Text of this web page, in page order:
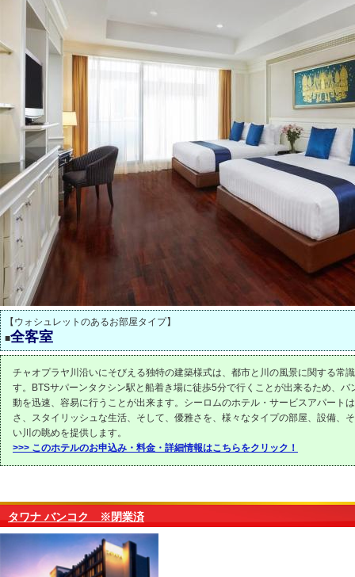
【ウォシュレットのあるお部屋タイプ】
■全客室
チャオプラヤ川沿いにそびえる独特の建築様式は、都市と川の風景に関する常
す。BTSサパーンタクシン駅と船着き場に徒歩5分で行くことが出来るため、バ
動を迅速、容易に行うことが出来ます。シーロムのホテル・サービスアパート
さ、スタイリッシュな生活、そして、優雅さを、様々なタイプの部屋、設備、
い川の眺めを提供します。
>>> このホテルのお申込み・料金・詳細情報はこちらをクリック！
タワナ バンコク ※閉業済